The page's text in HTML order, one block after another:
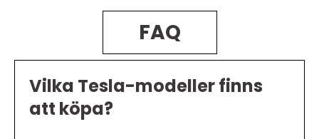
FAQ
Vilka Tesla-modeller finns
att köpa?